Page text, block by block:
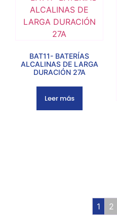
BAT11- BATERÍAS
ALCALINAS DE LARGA
DURACIÓN 27A
Leer más
1 2